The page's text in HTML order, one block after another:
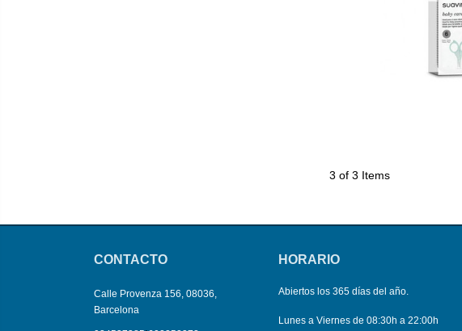
3 of 3 Items
CONTACTO
Calle Provenza 156, 08036,
Barcelona
HORARIO
Abiertos los 365 días del año.
Lunes a Viernes de 08:30h a 22:00h